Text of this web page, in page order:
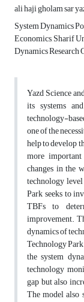
ali haji gholam sar
System Dynamics
Economics, Sharif
Dynamics
Yazd Science
its systems
technology-
one of the
help to develop
more
changes in the
technology
Park seeks to
TBFs to
improvement.
dynamics of
Technology
the system
technology
gap but also
The model also